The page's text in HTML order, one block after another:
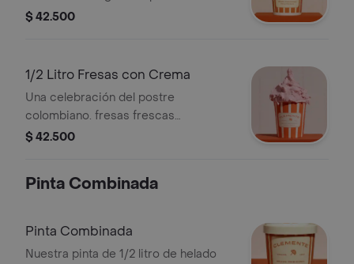
(pecanas y caramelo) de felicidad
$ 42.500
1/2 Litro Fresas con Crema
Una celebración del postre
colombiano. fresas frescas
seleccionadas, generosa y suave
clemente. una fiesta a la tradición
$ 42.500
Pinta Combinada
Pinta Combinada
Nuestra pinta de 1/2 litro de helado